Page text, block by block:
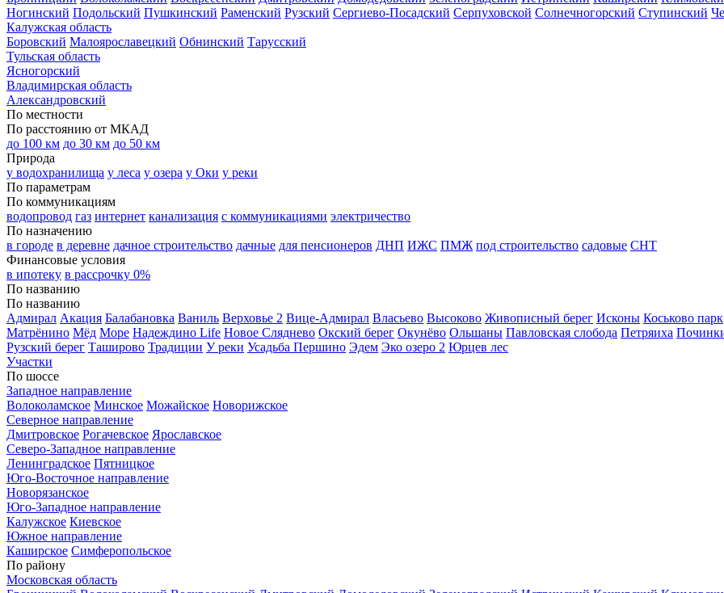
Ногинский Подольский Пушкинский Раменский Рузский Сергиево-Посадский Серпуховской Солнечногорский Ступинский
Калужская область
Боровский Малоярославецкий Обнинский Тарусский
Тульская область
Ясногорский
Владимирская область
Александровский
По местности
По расстоянию от МКАД
до 100 км до 30 км до 50 км
Природа
у водохранилища у леса у озера у Оки у реки
По параметрам
По коммуникациям
водопровод газ интернет канализация с коммуникациями электричество
По назначению
в городе в деревне дачное строительство дачные для пенсионеров ДНП ИЖС ПМЖ под строительство садовые СНТ
Финансовые условия
в ипотеку в рассрочку 0%
По названию
По названию
Адмирал Акация Балабановка Ваниль Верховье 2 Вице-Адмирал Власьево Высоково Живописный берег Исконы Коськово парк
Матрёнино Мёд Море Надеждино Life Новое Сляднево Окский берег Окунёво Ольшаны Павловская слобода Петряиха
Рузский берег Таширово Традиции У реки Усадьба Першино Эдем Эко озеро 2 Юрцев лес
Участки
По шоссе
Западное направление
Волоколамское Минское Можайское Новорижское
Северное направление
Дмитровское Рогачевское Ярославское
Северо-Западное направление
Ленинградское Пятницкое
Юго-Восточное направление
Новорязанское
Юго-Западное направление
Калужское Киевское
Южное направление
Каширское Симферопольское
По району
Московская область